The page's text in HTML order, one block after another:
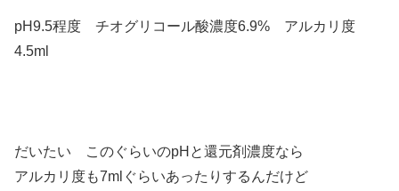
pH9.5程度 チオグリコール酸濃度6.9% アルカリ度
4.5ml
だいたい このぐらいのpHと還元剤濃度なら
アルカリ度も7mlぐらいあったりするんだけど